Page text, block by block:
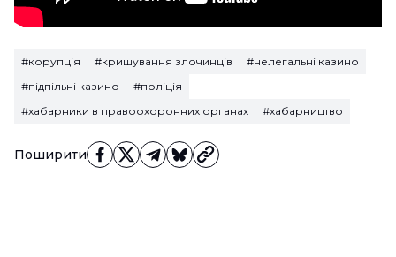
Поширити
#корупція #кришування злочинців
#нелегальні казино
#підпільні казино
#поліція
#хабарники в правоохоронних органах
#хабарництво